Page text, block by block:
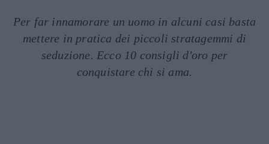
Per far innamorare un uomo in alcuni casi basta
mettere in pratica dei piccoli stratagemmi di
seduzione. Ecco 10 consigli d'oro per
conquistare chi si ama.